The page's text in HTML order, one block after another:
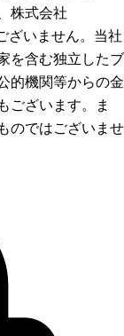
株式会社
ざいません。当社
を含む独立したブ
的機関等からの金
ございます。ま
のではございませ